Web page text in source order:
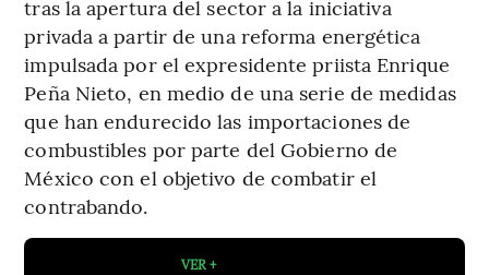
tras la apertura del sector a la iniciativa
privada a partir de una reforma energética
impulsada por el expresidente priista Enrique
Peña Nieto, en medio de una serie de medidas
que han endurecido las importaciones de
combustibles por parte del Gobierno de
México con el objetivo de combatir el
contrabando.
VER +